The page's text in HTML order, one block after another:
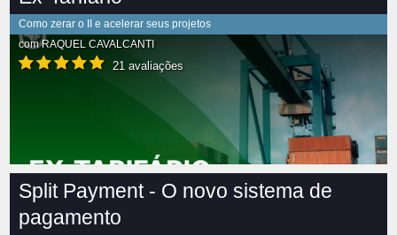
Como zerar o II e acelerar seus projetos
comRAQUEL CAVALCANTI
21 avaliações
Split Payment - O novo sistema de
pagamento